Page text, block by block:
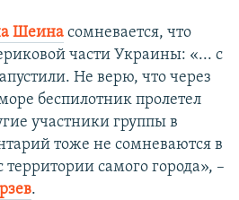
Шеина сомневается, что
части Украины: «... с
Не верю, что через
беспилотник пролетел
участники группы в
тоже не сомневаются в
самого города», –
.